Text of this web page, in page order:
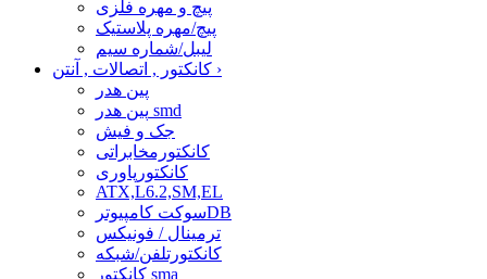
پیچ و مهره فلزی
پیچ/مهره پلاستیک
لیبل/شماره سیم
›
پین هدر
پین هدر smd
جک و فیش
کانکتورمخابراتی
کانکتورپاوری
ATX,L6.2,SM,EL
سوکت کامپیوترDB
ترمینال / فونیکس
کانکتورتلفن/شبکه
کانکتور sma